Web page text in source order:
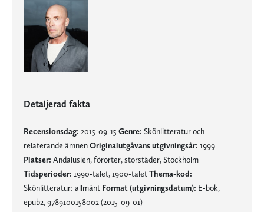
Detaljerad fakta
Recensionsdag: 2015-09-15 Genre: Skönlitteratur och
relaterande ämnenOriginalutgåvans utgivningsår: 1999
Platser: Andalusien, förorter, storstäder, Stockholm
Tidsperioder: 1990-talet, 1900-taletThema-kod:
Skönlitteratur: allmänt Format (utgivningsdatum): E-bok,
epub2, 9789100158002 (2015-09-01)